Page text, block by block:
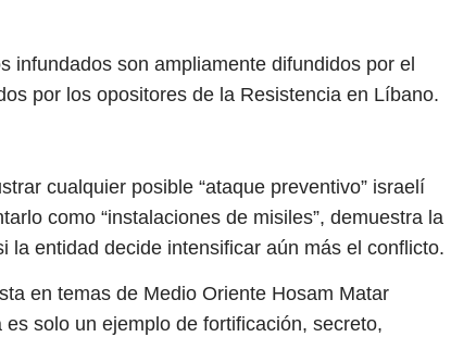
infundados son ampliamente difundidos por el
por los opositores de la Resistencia en Líbano.
cualquier posible “ataque preventivo” israelí
como “instalaciones de misiles”, demuestra la
la entidad decide intensificar aún más el conflicto.
en temas de Medio Oriente Hosam Matar
solo un ejemplo de fortificación, secreto,